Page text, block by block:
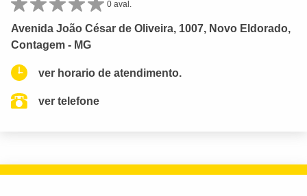
0 aval.
Avenida João César de Oliveira, 1007, Novo Eldorado,
Contagem - MG
ver horario de atendimento.
ver telefone